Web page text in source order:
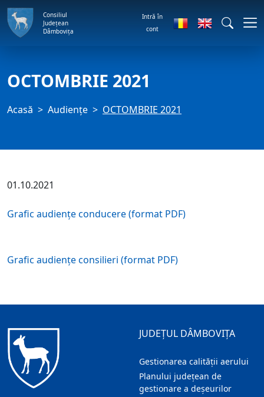
Consiliul
Județean
Dâmbovița
Intră în
cont
OCTOMBRIE 2021
Acasă Audienţe OCTOMBRIE 2021
01.10.2021
Grafic audiențe conducere (format PDF)
Grafic audiențe consilieri (format PDF)
JUDEȚUL DÂMBOVIȚA
Gestionarea calității aerului
Planului județean de
gestionare a deșeurilor